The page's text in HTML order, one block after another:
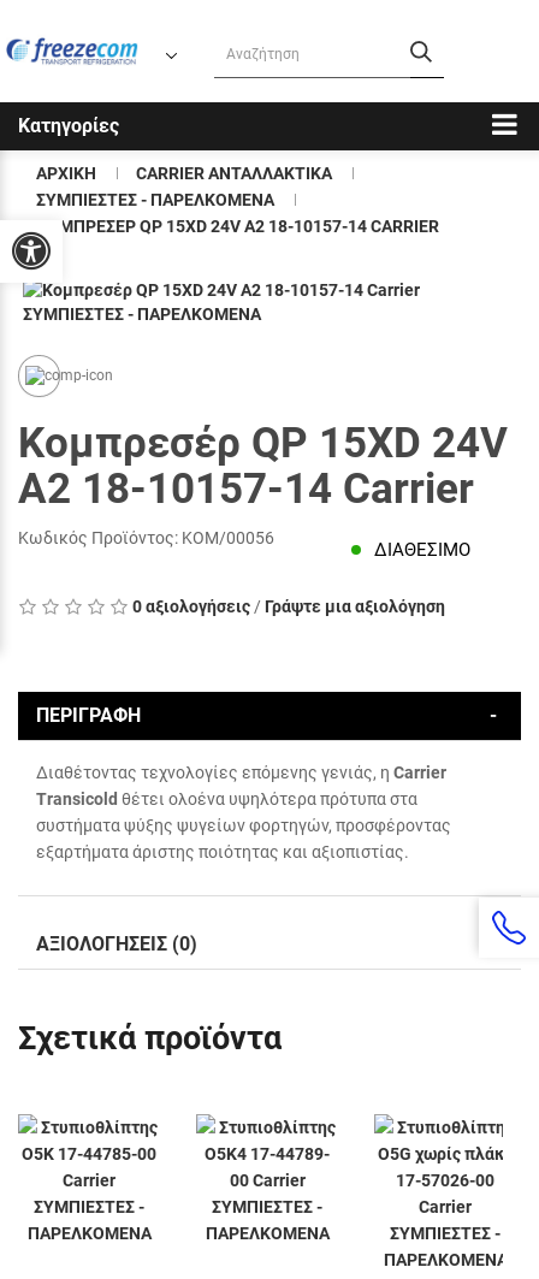
Κατηγορίες
ΑΡΧΙΚΉ
CARRIER ΑΝΤΑΛΛΑΚΤΙΚΑ
ΣΥΜΠΙΕΣΤΕΣ - ΠΑΡΕΛΚΟΜΕΝΑ
ΚΟΜΠΡΕΣΈΡ QP 15XD 24V A2 18-10157-14 CARRIER
Κομπρεσέρ QP 15XD 24V
A2 18-10157-14 Carrier
Κωδικός Προϊόντος: ΚΟΜ/00056
ΔΙΑΘΈΣΙΜΟ
0 αξιολογήσεις / Γράψτε μια αξιολόγηση
ΠΕΡΙΓΡΑΦΉ
Διαθέτοντας τεχνολογίες επόμενης γενιάς, η Carrier
Transicold θέτει ολοένα υψηλότερα πρότυπα στα
συστήματα ψύξης ψυγείων φορτηγών, προσφέροντας
εξαρτήματα άριστης ποιότητας και αξιοπιστίας.
ΑΞΙΟΛΟΓΉΣΕΙΣ (0)
Σχετικά προϊόντα
Προσβασιμότητα